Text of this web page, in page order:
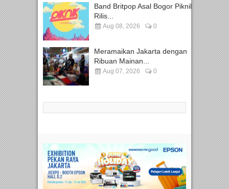
Band Britpop Asal Bogor Piknik
Rilis...
Aug 08, 2026 0
Meramaikan Jakarta dengan
Ribuan Mainan...
Aug 07, 2026 0